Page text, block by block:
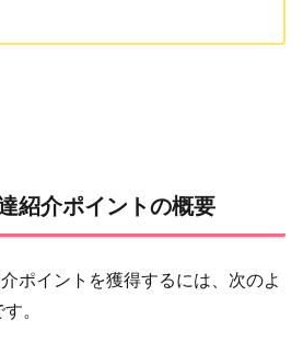
紹介ポイントの概要
ポイントを獲得するには、次のよ
。